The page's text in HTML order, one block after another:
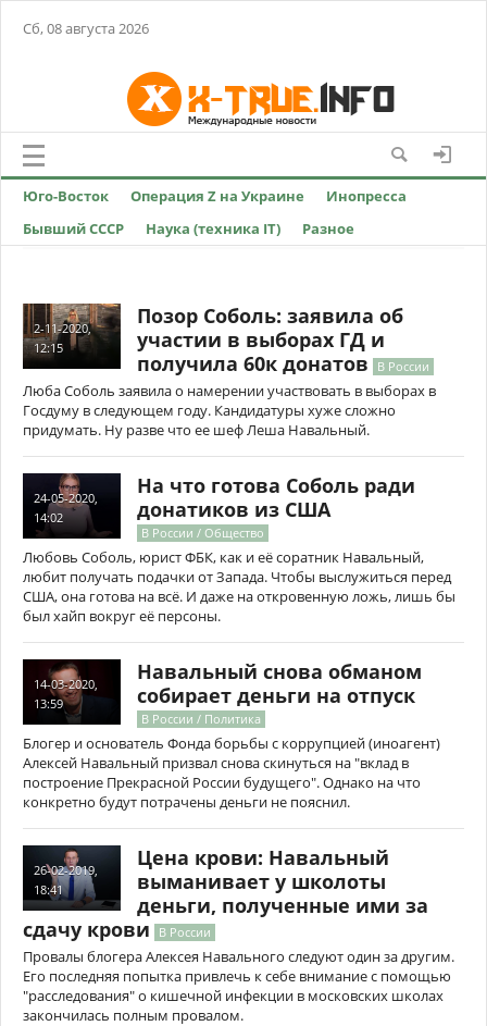
Сб, 08 августа 2026
Юго-Восток Операция Z на Украине
Инопресса
Бывший СССР
Наука (техника IT) Разное
2-11-2020,
12:15
Позор Соболь: заявила об
участии в выборах ГД и
получила 60к донатов
В России
Люба Соболь заявила о намерении участвовать в выборах в
Госдуму в следующем году. Кандидатуры хуже сложно
придумать. Ну разве что ее шеф Леша Навальный.
24-05-2020,
14:02
На что готова Соболь ради
донатиков из США
В России / Общество
Любовь Соболь, юрист ФБК, как и её соратник Навальный,
любит получать подачки от Запада. Чтобы выслужиться перед
США, она готова на всё. И даже на откровенную ложь, лишь бы
был хайп вокруг её персоны.
14-03-2020,
13:59
Навальный снова обманом
собирает деньги на отпуск
В России / Политика
Блогер и основатель Фонда борьбы с коррупцией (иноагент)
Алексей Навальный призвал снова скинуться на "вклад в
построение Прекрасной России будущего". Однако на что
конкретно будут потрачены деньги не пояснил.
26-02-2019,
18:41
Цена крови: Навальный
выманивает у школоты
деньги, полученные ими за
сдачу крови
В России
Провалы блогера Алексея Навального следуют один за другим.
Его последняя попытка привлечь к себе внимание с помощью
"расследования" о кишечной инфекции в московских школах
закончилась полным провалом.